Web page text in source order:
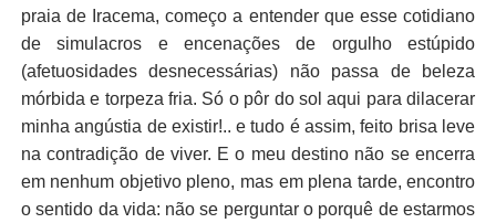
praia de Iracema, começo a entender que esse cotidiano
de simulacros e encenações de orgulho estúpido
(afetuosidades desnecessárias) não passa de beleza
mórbida e torpeza fria. Só o pôr do sol aqui para dilacerar
minha angústia de existir!.. e tudo é assim, feito brisa leve
na contradição de viver. E o meu destino não se encerra
em nenhum objetivo pleno, mas em plena tarde, encontro
o sentido da vida: não se perguntar o porquê de estarmos